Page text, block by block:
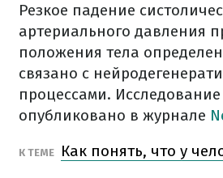
Резкое падение
артериального давления
положения тела
связано с
процессами.
опубликовано в журнале
К ТЕМЕ Как понять, что у